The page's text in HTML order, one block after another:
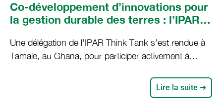
Co-développement d’innovations pour
la gestion durable des terres : l’IPAR
projet COINS au Ghana
Une délégation de l’IPAR Think Tank s’est rendue à
Tamale, au Ghana, pour participer activement à
COINS (Co-développement d’innovations pour la
gestion durable des terres dans les systèmes
Lire la suite ➜